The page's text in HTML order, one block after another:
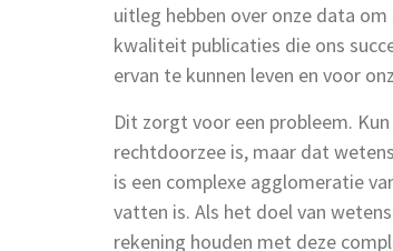
uitleg hebben over onze data
kwaliteit publicaties die ons
ervan te kunnen leven en voor
Dit zorgt voor een probleem.
rechtdoorzee is, maar dat
is een complexe agglomeratie
vatten is. Als het doel van
rekening houden met deze